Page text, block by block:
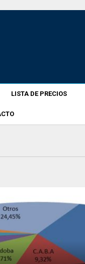
LISTA DE PRECIOS